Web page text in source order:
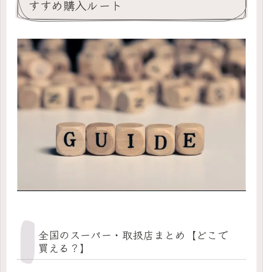
すすめ購入ルート
全国のスーパー・取扱店まとめ【どこで
買える？】